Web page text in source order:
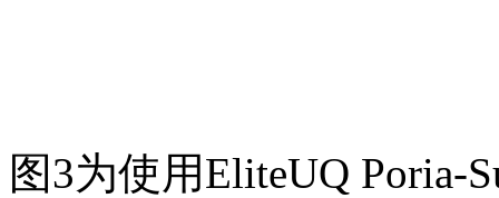
图3为使用EliteUQ Poria-